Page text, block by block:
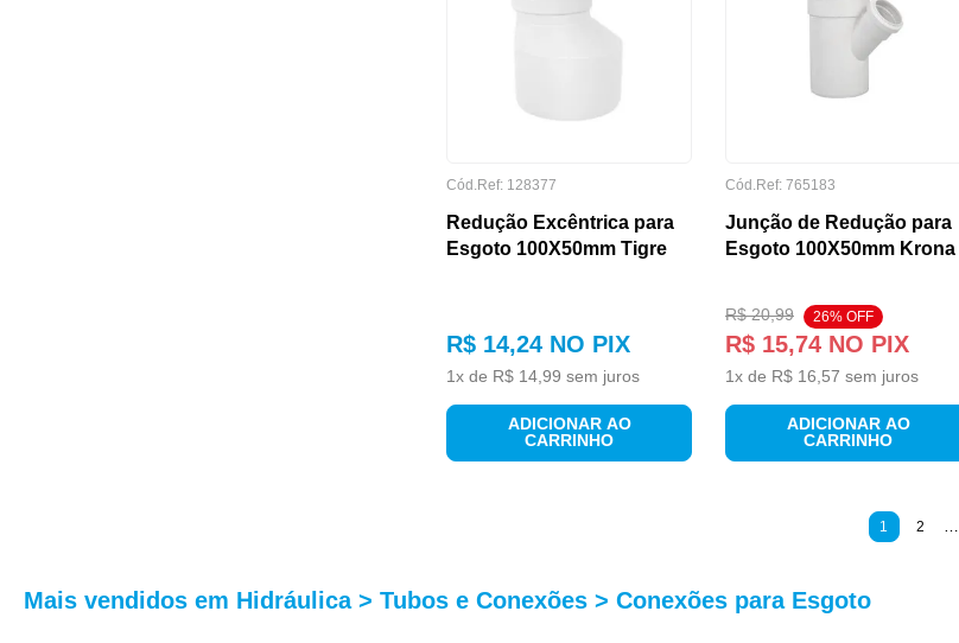
Cód.Ref: 128377
Redução Excêntrica para
Esgoto 100X50mm Tigre
R$ 14,24 NO PIX
1x de R$ 14 99 sem juros
ADICIONAR AO
CARRINHO
Cód.Ref: 765183
Junção de Redução para
Esgoto 100X50mm Krona
R$ 20,99 26% OFF
R$ 15,74 NO PIX
1x de R$ 16 57 sem juros
ADICIONAR AO
CARRINHO
1 2 …
Mais vendidos em Hidráulica > Tubos e Conexões > Conexões para Esgoto